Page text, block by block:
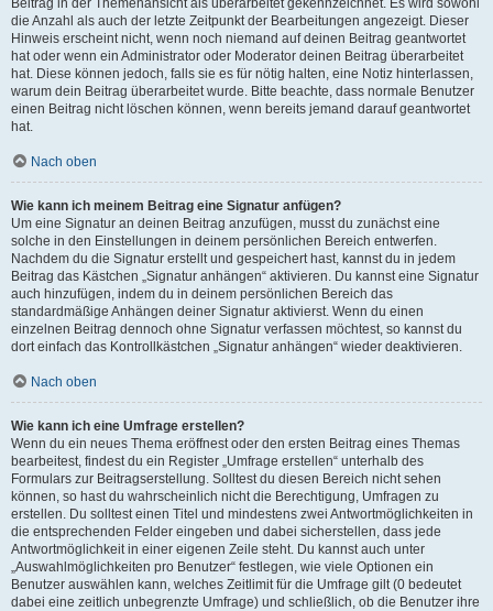
Beitrag in der Themenansicht als überarbeitet gekennzeichnet. Es wird sowohl
die Anzahl als auch der letzte Zeitpunkt der Bearbeitungen angezeigt. Dieser
Hinweis erscheint nicht, wenn noch niemand auf deinen Beitrag geantwortet
hat oder wenn ein Administrator oder Moderator deinen Beitrag überarbeitet
hat. Diese können jedoch, falls sie es für nötig halten, eine Notiz hinterlassen,
warum dein Beitrag überarbeitet wurde. Bitte beachte, dass normale Benutzer
einen Beitrag nicht löschen können, wenn bereits jemand darauf geantwortet
hat.
Nach oben
Wie kann ich meinem Beitrag eine Signatur anfügen?
Um eine Signatur an deinen Beitrag anzufügen, musst du zunächst eine
solche in den Einstellungen in deinem persönlichen Bereich entwerfen.
Nachdem du die Signatur erstellt und gespeichert hast, kannst du in jedem
Beitrag das Kästchen „Signatur anhängen“ aktivieren. Du kannst eine Signatur
auch hinzufügen, indem du in deinem persönlichen Bereich das
standardmäßige Anhängen deiner Signatur aktivierst. Wenn du einen
einzelnen Beitrag dennoch ohne Signatur verfassen möchtest, so kannst du
dort einfach das Kontrollkästchen „Signatur anhängen“ wieder deaktivieren.
Nach oben
Wie kann ich eine Umfrage erstellen?
Wenn du ein neues Thema eröffnest oder den ersten Beitrag eines Themas
bearbeitest, findest du ein Register „Umfrage erstellen“ unterhalb des
Formulars zur Beitragserstellung. Solltest du diesen Bereich nicht sehen
können, so hast du wahrscheinlich nicht die Berechtigung, Umfragen zu
erstellen. Du solltest einen Titel und mindestens zwei Antwortmöglichkeiten in
die entsprechenden Felder eingeben und dabei sicherstellen, dass jede
Antwortmöglichkeit in einer eigenen Zeile steht. Du kannst auch unter
„Auswahlmöglichkeiten pro Benutzer“ festlegen, wie viele Optionen ein
Benutzer auswählen kann, welches Zeitlimit für die Umfrage gilt (0 bedeutet
dabei eine zeitlich unbegrenzte Umfrage) und schließlich, ob die Benutzer ihre